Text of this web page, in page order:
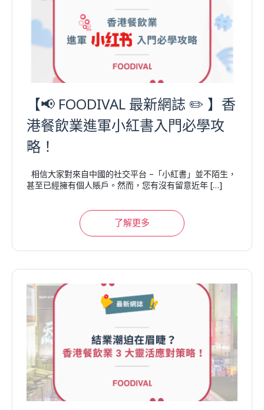
【📢 FOODIVAL 最新網誌 ✏️ 】香
港餐飲業進軍小紅書入門必學攻
略！
相信大家對來自中國的社交平台 –「小紅書」並不陌生，
甚至已經擁有個人賬戶。然而，您有沒有留意近年 […]
了解更多